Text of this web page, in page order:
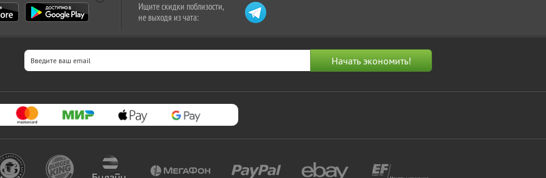
Ищите скидки поблизости,
не выходя из чата: